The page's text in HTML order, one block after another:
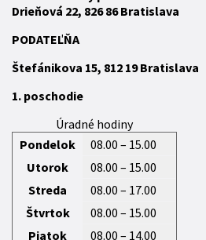
Drieňová 22, 826 86 Bratislava
PODATEĽŇA
Štefánikova 15, 812 19Bratislava
1. poschodie
Úradné hodiny
Pondelok
08.00 – 15.00
Utorok
08.00 – 15.00
Streda
08.00 – 17.00
Štvrtok
08.00 – 15.00
Piatok
08.00 – 14.00